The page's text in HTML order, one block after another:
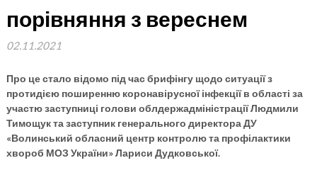
порівняння з вереснем
02.11.2021
Про це стало відомо під час брифінгу щодо ситуації з
протидією поширенню коронавірусної інфекції в області за
участю заступниці голови облдержадміністрації Людмили
Тимощук тазаступник генерального директора ДУ
«Волинський обласний центр контролю та профілактики
хвороб МОЗ України» Лариси Дудковської.